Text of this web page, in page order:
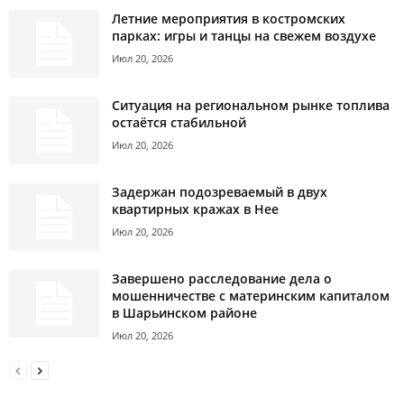
Летние мероприятия в костромских
парках: игры и танцы на свежем воздухе
Июл 20, 2026
Ситуация на региональном рынке топлива
остаётся стабильной
Июл 20, 2026
Задержан подозреваемый в двух
квартирных кражах в Нее
Июл 20, 2026
Завершено расследование дела о
мошенничестве с материнским капиталом
в Шарьинском районе
Июл 20, 2026